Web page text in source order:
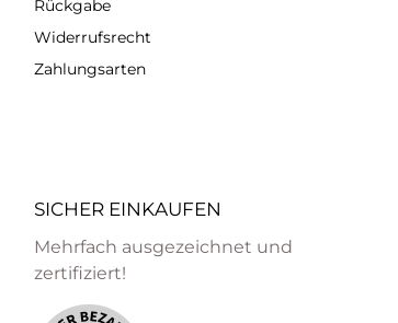
Rückgabe
Widerrufsrecht
Zahlungsarten
SICHER EINKAUFEN
Mehrfach ausgezeichnet und
zertifiziert!